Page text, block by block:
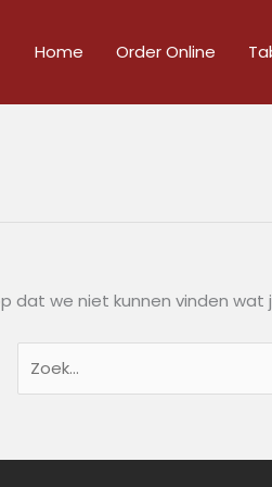
Home Order Online
dat we niet kunnen vinden wat